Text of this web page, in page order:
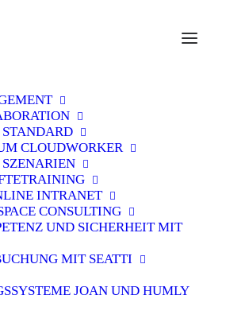
CLOUDWORKER
SZENARIEN
INTRANET
CONSULTING
UND SICHERHEIT MIT
MIT SEATTI
JOAN UND HUMLY